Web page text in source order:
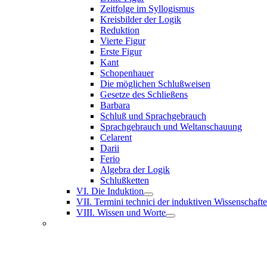
Zeitfolge im Syllogismus
Kreisbilder der Logik
Reduktion
Vierte Figur
Erste Figur
Kant
Schopenhauer
Die möglichen Schlußweisen
Gesetze des Schließens
Barbara
Schluß und Sprachgebrauch
Sprachgebrauch und Weltanschauung
Celarent
Darii
Ferio
Algebra der Logik
Schlußketten
VI. Die Induktion
VII. Termini technici der induktiven
VIII. Wissen und Worte